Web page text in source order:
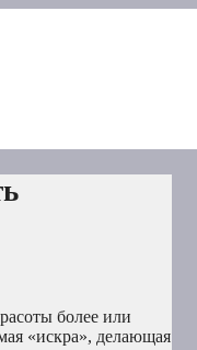
более или
«искра», делающая